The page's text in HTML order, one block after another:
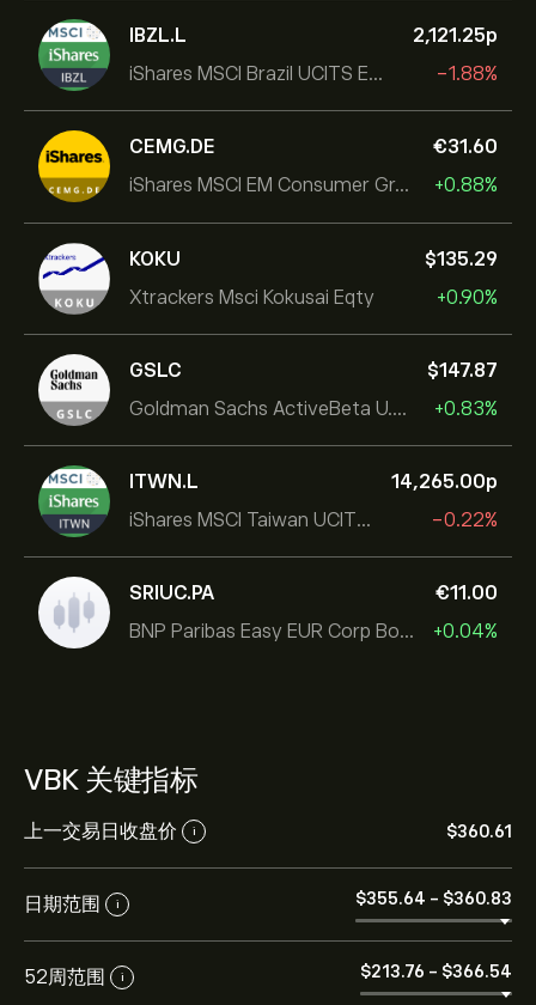
IBZL.L
iShares MSCI Brazil UCITS ETF (Dist)
2,121.25‎p‎
-1.88%
CEMG.DE
iShares MSCI EM Consumer Growth UCITS ETF
‎€‎31.60
+0.88%
KOKU
Xtrackers Msci Kokusai Eqty
‎$‎135.29
+0.90%
GSLC
Goldman Sachs ActiveBeta U.S. Large Cap Equity ETF
‎$‎147.87
+0.83%
ITWN.L
iShares MSCI Taiwan UCITS ETF
14,265.00‎p‎
-0.22%
SRIUC.PA
BNP Paribas Easy EUR Corp Bond SRI Fossil Free Ult
‎€‎11.00
+0.04%
VBK 关键指标
上一交易日收盘价 i ‎$‎360.61
日期范围 i ‎$‎355.64 - ‎$‎360.83
52周范围 i ‎$‎213.76 - ‎$‎366.54